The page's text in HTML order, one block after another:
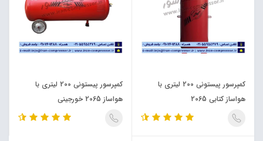
کمپرسور پیستونی 200 لیتری با
هواساز کتابی 2065
کمپرسور پیستونی 200 لیتری با
هواساز 2065 خورجینی